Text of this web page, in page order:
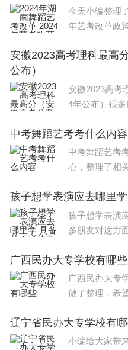
今天小编整理
年艺考改革政
下： 一、2024艺考政策变化 优化艺术学科专业
安徽2023高考理科最高
公布）
安徽2023高考
4年公布）很
年安徽理科最
徽高考文科最
中考舞蹈艺考考什么内容
中考舞蹈艺考
心，整理了相
考核。 由评委统一组织、统一测试，满分为100
分。基本功测
孩子想学表演应去哪里
孩子想学表演
多朋友对这方
以选择上海戏
引进国外众多
广西民办大专学校有哪些
广西民办大专
做了整理，希
广西民办大专
州医学高等专
辽宁省民办大专学校有
小编给大家带